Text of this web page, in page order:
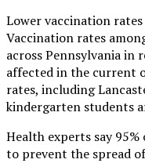
Lower vaccination rates
Vaccination rates
across Pennsylvania in
affected in the current
rates, including
kindergarten students
Health experts say
to prevent the spread